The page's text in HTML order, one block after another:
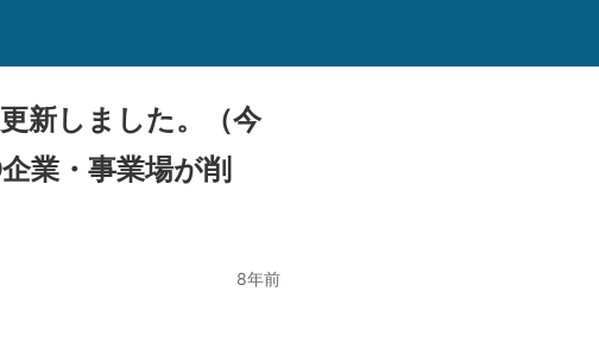
新しました。（今
業・事業場が削
8年前